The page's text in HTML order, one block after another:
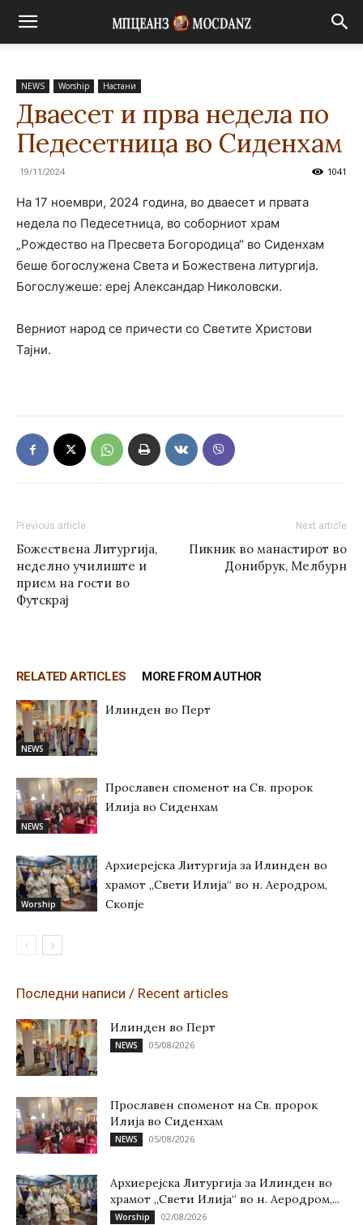
NEWS Worship Настани
Дваесет и прва недела по
Педесетница во Сиденхам
19/11/2024 1041
На 17 ноември, 2024 година, во дваесет и првата
недела по Педесетница, во соборниот храм
„Рождество на Пресвета Богородица“ во Сиденхам
беше богослужена Света и Божествена литургија.
Богослужеше: ереј Александар Николовски.
Верниот народ се причести со Светите Христови
Тајни.
Previous article
Божествена Литургија,
неделно училиште и
прием на гости во
Футскрај
Next article
Пикник во манастирот во
Донибрук, Мелбурн
RELATED ARTICLES MORE FROM AUTHOR
NEWS
Илинден во Перт
NEWS
Прославен споменот на Св. пророк
Илија во Сиденхам
Worship
Архиерејска Литургија за Илинден во
храмот „Свети Илија“ во н. Аеродром,
Скопје
Последни написи / Recent articles
Илинден во Перт
NEWS 05/08/2026
Прославен споменот на Св. пророк
Илија во Сиденхам
NEWS 05/08/2026
Архиерејска Литургија за Илинден во
храмот „Свети Илија“ во н. Аеродром,...
Worship 02/08/2026